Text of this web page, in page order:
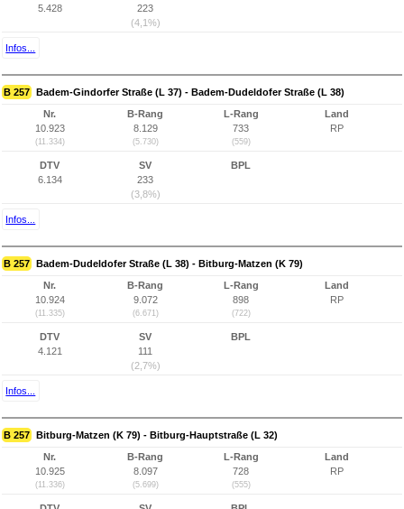
5.428
223
(4,1%)
Infos...
B 257 Badem-Gindorfer Straße (L 37) - Badem-Dudeldofer Straße (L 38)
Nr.
10.923
(11.334)
B-Rang
8.129
(5.730)
L-Rang
733
(559)
Land
RP
DTV
6.134
SV
233
(3,8%)
BPL
Infos...
B 257 Badem-Dudeldofer Straße (L 38) - Bitburg-Matzen (K 79)
Nr.
10.924
(11.335)
B-Rang
9.072
(6.671)
L-Rang
898
(722)
Land
RP
DTV
4.121
SV
111
(2,7%)
BPL
Infos...
B 257 Bitburg-Matzen (K 79) - Bitburg-Hauptstraße (L 32)
Nr.
10.925
(11.336)
B-Rang
8.097
(5.699)
L-Rang
728
(555)
Land
RP